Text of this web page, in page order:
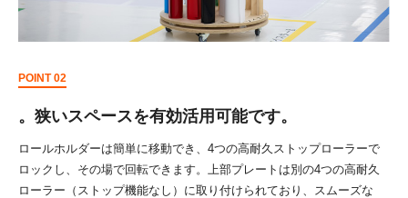
POINT 02
。狭いスペースを有効活用可能です。
ロールホルダーは簡単に移動でき、4つの高耐久ストップローラーで
ロックし、その場で回転できます。上部プレートは別の4つの高耐久
ローラー（ストップ機能なし）に取り付けられており、スムーズな